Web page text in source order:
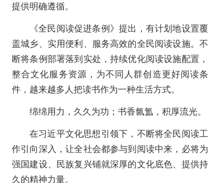
提供明确遵循。
《全民阅读促进条例》提出，有计划地设置覆
盖城乡、实用便利、服务高效的全民阅读设施。不
断将条例部署落到实处，持续优化阅读设施配置，
整合文化服务资源，为不同人群创造更好阅读条
件，越来越多人把读书作为一种生活方式。
绵绵用力，久久为功；书香氤氲，积厚流光。
在习近平文化思想引领下，不断将全民阅读工
作引向深入，让全社会都参与到阅读中来，必将为
强国建设、民族复兴铺就深厚的文化底色、提供持
久的精神力量。